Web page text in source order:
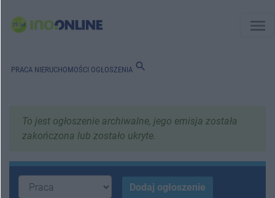
menu
PRACA NIERUCHOMOŚCI OGŁOSZENIA search
To jest ogłoszenie archiwalne, jego emisja została
zakończona lub zostało ukryte.